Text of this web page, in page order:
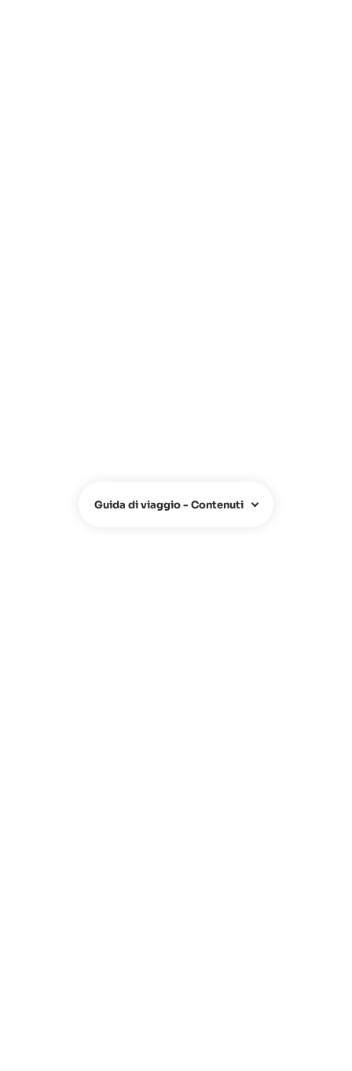
Guida di viaggio - Contenuti